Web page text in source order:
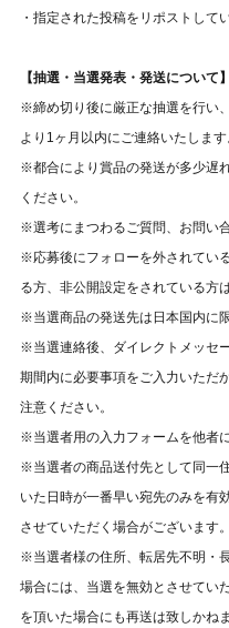
・指定された投稿をリポストして
【抽選・当選発表・発送について】
※締め切り後に厳正な抽選を行い
より1ヶ月以内にご連絡いたします
※都合により賞品の発送が多少遅
ください。
※選考にまつわるご質問、お問い
※応募後にフォローを外されてい
る方、非公開設定をされている方
※当選商品の発送先は日本国内に
※当選連絡後、ダイレクトメッセ
期間内に必要事項をご入力いただ
注意ください。
※当選者用の入力フォームを他者
※当選者の商品送付先として同一
いた日時が一番早い宛先のみを有
させていただく場合がございます。
※当選者様の住所、転居先不明・
場合には、当選を無効とさせてい
を頂いた場合にも再送は致しかねま